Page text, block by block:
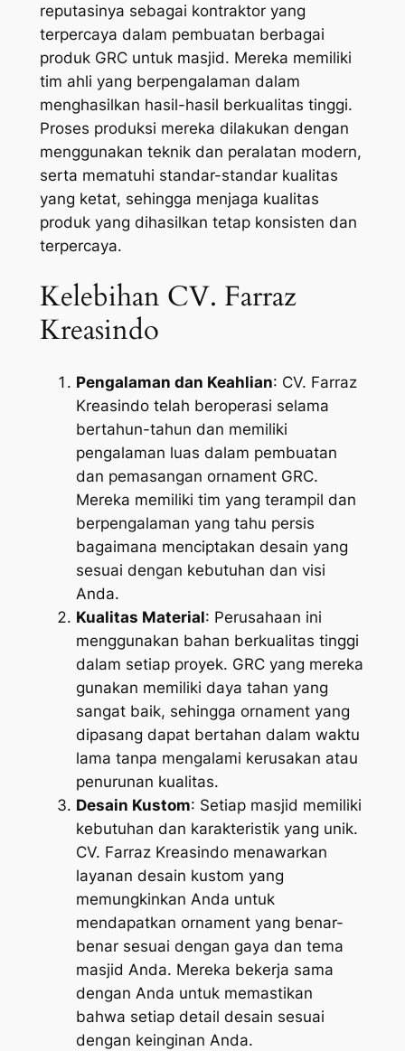
reputasinya sebagai kontraktor yang
terpercaya dalam pembuatan berbagai
produk GRC untuk masjid. Mereka memiliki
tim ahli yang berpengalaman dalam
menghasilkan hasil-hasil berkualitas tinggi.
Proses produksi mereka dilakukan dengan
menggunakan teknik dan peralatan modern,
serta mematuhi standar-standar kualitas
yang ketat, sehingga menjaga kualitas
produk yang dihasilkan tetap konsisten dan
terpercaya.
Kelebihan CV. Farraz
Kreasindo
Pengalaman dan Keahlian: CV. Farraz
Kreasindo telah beroperasi selama
bertahun-tahun dan memiliki
pengalaman luas dalam pembuatan
dan pemasangan ornament GRC.
Mereka memiliki tim yang terampil dan
berpengalaman yang tahu persis
bagaimana menciptakan desain yang
sesuai dengan kebutuhan dan visi
Anda.
Kualitas Material: Perusahaan ini
menggunakan bahan berkualitas tinggi
dalam setiap proyek. GRC yang mereka
gunakan memiliki daya tahan yang
sangat baik, sehingga ornament yang
dipasang dapat bertahan dalam waktu
lama tanpa mengalami kerusakan atau
penurunan kualitas.
Desain Kustom: Setiap masjid memiliki
kebutuhan dan karakteristik yang unik.
CV. Farraz Kreasindo menawarkan
layanan desain kustom yang
memungkinkan Anda untuk
mendapatkan ornament yang benar-
benar sesuai dengan gaya dan tema
masjid Anda. Mereka bekerja sama
dengan Anda untuk memastikan
bahwa setiap detail desain sesuai
dengan keinginan Anda.